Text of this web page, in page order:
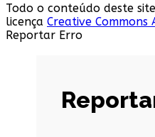
Todo o conteúdo deste
licença Creative
Reportar Erro